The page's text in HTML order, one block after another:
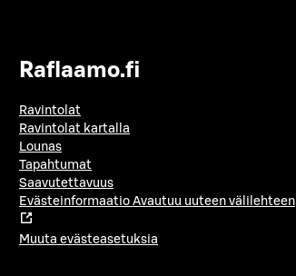
Raflaamo.fi
Ravintolat
Ravintolat kartalla
Lounas
Tapahtumat
Saavutettavuus
Evästeinformaatio Avautuu uuteen välilehteen
Muuta evästeasetuksia